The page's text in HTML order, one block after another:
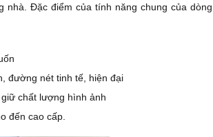
nhà. Đặc điểm của tính năng chung của dòng
đường nét tinh tế, hiện đại
chất lượng hình ảnh
đến cao cấp.